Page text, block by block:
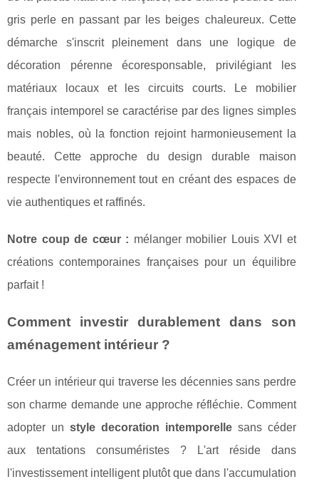
gris perle en passant par les beiges chaleureux. Cette
démarche s'inscrit pleinement dans une logique de
décoration pérenne écoresponsable, privilégiant les
matériaux locaux et les circuits courts. Le mobilier
français intemporel se caractérise par des lignes simples
mais nobles, où la fonction rejoint harmonieusement la
beauté. Cette approche du design durable maison
respecte l'environnement tout en créant des espaces de
vie authentiques et raffinés.
Notre coup de cœur : mélanger mobilier Louis XVI et
créations contemporaines françaises pour un équilibre
parfait !
Comment investir durablement dans son
aménagement intérieur ?
Créer un intérieur qui traverse les décennies sans perdre
son charme demande une approche réfléchie. Comment
adopter un style decoration intemporellesans céder
aux tentations consuméristes ? L'art réside dans
l'investissement intelligent plutôt que dans l'accumulation